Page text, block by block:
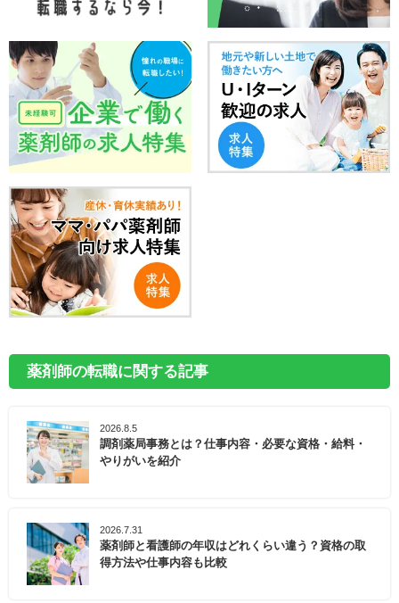
薬剤師の転職に関する記事
2026.8.5
調剤薬局事務とは？仕事内容・必要な資格・給料・
やりがいを紹介
2026.7.31
薬剤師と看護師の年収はどれくらい違う？資格の取
得方法や仕事内容も比較